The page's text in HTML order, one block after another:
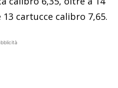
cartucce calibro 7,65.